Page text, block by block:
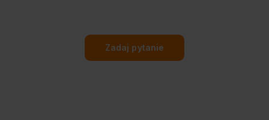
Zadaj pytanie